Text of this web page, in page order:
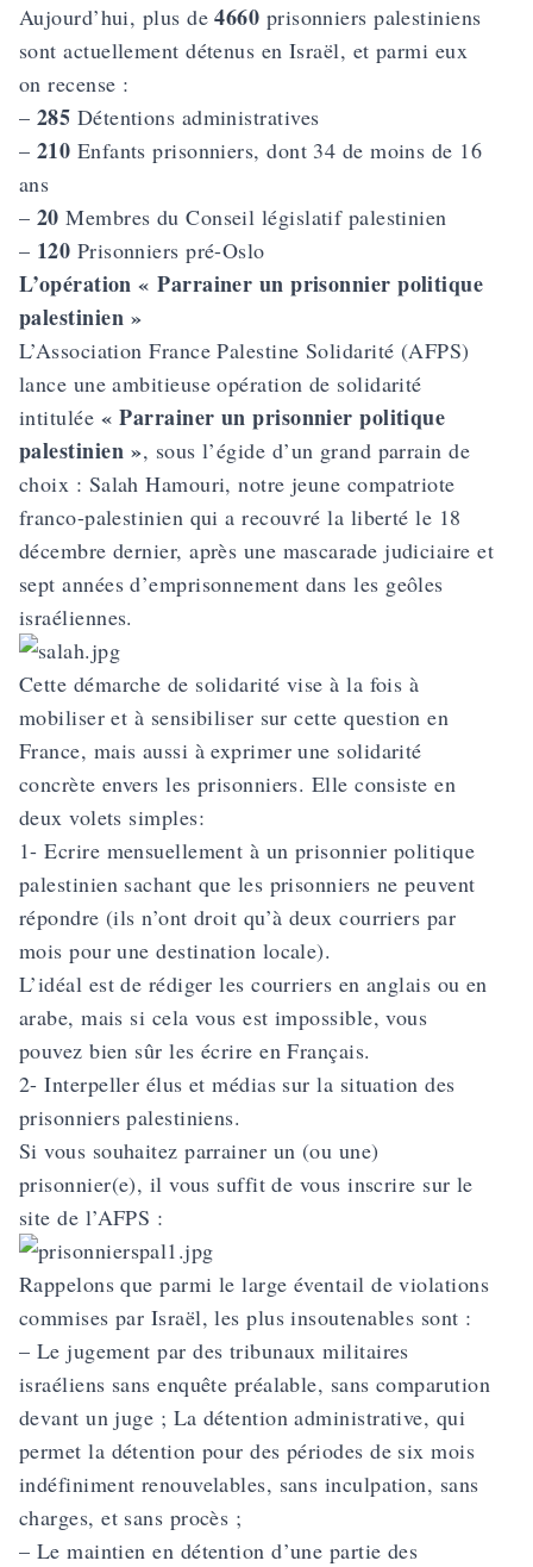
Aujourd’hui, plus de4660 prisonniers palestiniens
sont actuellement détenus en Israël, et parmi eux
on recense :
– 285 Détentions administratives
– 210 Enfants prisonniers, dont 34 de moins de 16
ans
– 20 Membres du Conseil législatif palestinien
– 120 Prisonniers pré-Oslo
L’opération « Parrainer un prisonnier politique
palestinien »
L’Association France Palestine Solidarité (AFPS)
lance une ambitieuse opération de solidarité
intitulée « Parrainer un prisonnier politique
palestinien », sous l’égide d’un grand parrain de
choix : Salah Hamouri, notre jeune compatriote
franco-palestinien qui a recouvré la liberté le 18
décembre dernier, après une mascarade judiciaire et
sept années d’emprisonnement dans les geôles
israéliennes.
Cette démarche de solidarité vise à la fois à
mobiliser et à sensibiliser sur cette question en
France, mais aussi à exprimer une solidarité
concrète envers les prisonniers. Elle consiste en
deux volets simples:
1- Ecrire mensuellement à un prisonnier politique
palestinien sachant que les prisonniers ne peuvent
répondre (ils n’ont droit qu’à deux courriers par
mois pour une destination locale).
L’idéal est de rédiger les courriers en anglais ou en
arabe, mais si cela vous est impossible, vous
pouvez bien sûr les écrire en Français.
2- Interpeller élus et médias sur la situation des
prisonniers palestiniens.
Si vous souhaitez parrainer un (ou une)
prisonnier(e), il vous suffit de vous inscrire sur le
site de l’AFPS :
Rappelons que parmi le large éventail de violations
commises par Israël, les plus insoutenables sont :
– Le jugement par des tribunaux militaires
israéliens sans enquête préalable, sans comparution
devant un juge ; La détention administrative, qui
permet la détention pour des périodes de six mois
indéfiniment renouvelables, sans inculpation, sans
charges, et sans procès ;
– Le maintien en détention d’une partie des